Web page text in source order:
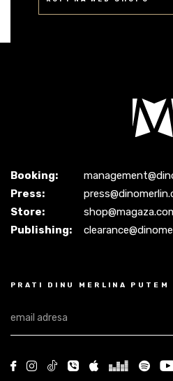
Booking:
Press:
Store:
Publishing:
PRATI DINU MERLINA PUTEM